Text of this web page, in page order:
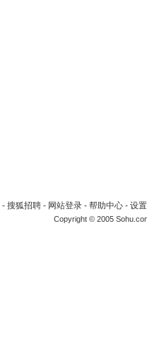
- 搜狐招聘 - 网站登录 - 帮助中心 - 设
Copyright © 2005